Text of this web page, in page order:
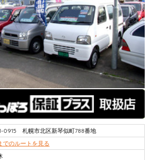
0915 札幌市北区新琴似町788番地
でのルートを見る